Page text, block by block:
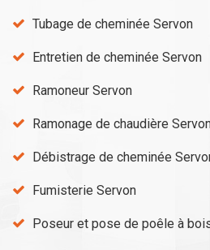
Tubage de cheminée Servon
Entretien de cheminée Servon
Ramoneur Servon
Ramonage de chaudière
Débistrage de cheminée
Fumisterie Servon
Poseur et pose de poêle à